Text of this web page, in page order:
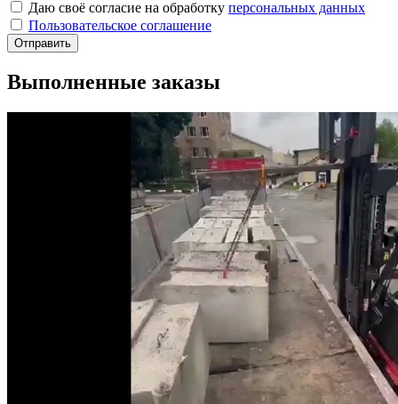
Даю своё согласие на обработку персональных данных
Пользовательское соглашение
Отправить
Выполненные заказы